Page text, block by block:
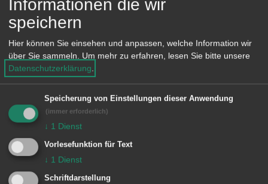
nKarlsplatz
73433 Aalen-Wasseralfingen
Lage im GIS-Geodatenportal anzeigen
Unsere Anschrift
Informationen die wir
speichern
Hier können Sie einsehen und anpassen, welche Information wir
über Sie sammeln. Um mehr zu erfahren, lesen Sie bitte unsere
Datenschutzerklärung.
Speicherung von Einstellungen dieser Anwendung
(immer erforderlich)
↓ 1 Dienst
Vorlesefunktion für Text
↓ 1 Dienst
Schriftdarstellung